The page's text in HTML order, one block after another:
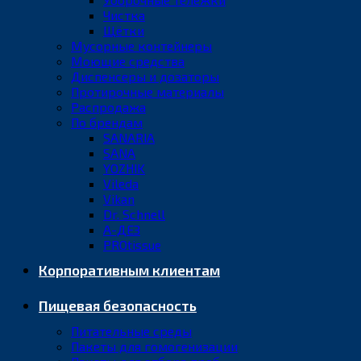
Чистка
Щётки
Мусорные контейнеры
Моющие средства
Диспенсеры и дозаторы
Протирочные материалы
Распродажа
По брендам
SANARIA
SANA
YOZHIK
Vileda
Vikan
Dr. Schnell
А-ДЕЗ
PROtissue
Корпоративным клиентам
Пищевая безопасность
Питательные среды
Пакеты для гомогенизации